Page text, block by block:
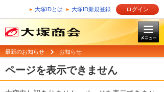
大塚IDとは 大塚ID新規登録 ログイン
最新のお知らせ お知らせ
ページを表示できません